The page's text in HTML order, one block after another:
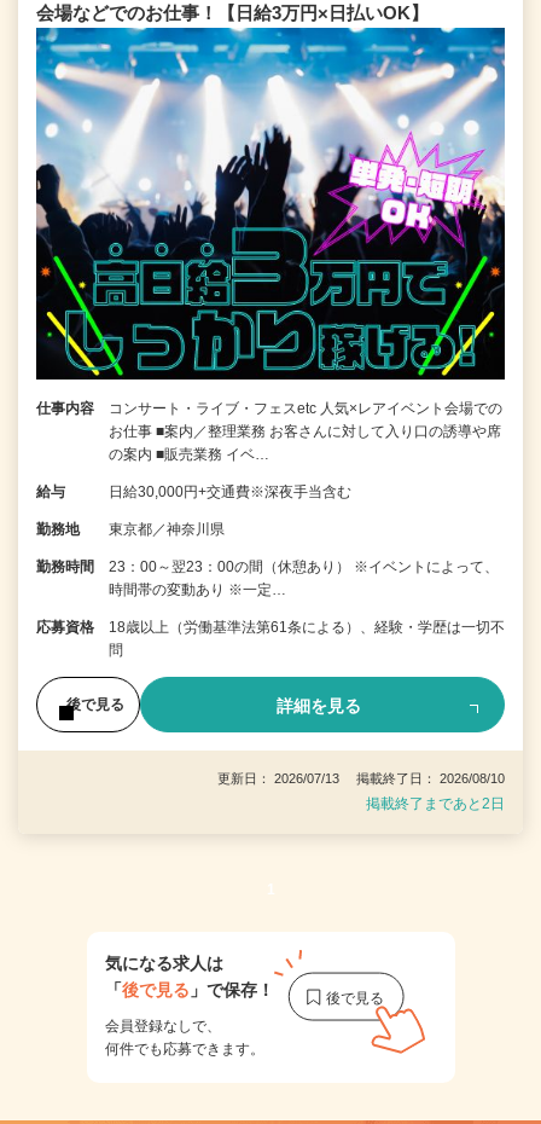
会場などでのお仕事！【日給3万円×日払いOK】
仕事内容
コンサート・ライブ・フェスetc 人気×レアイベント会場での
お仕事 ■案内／整理業務 お客さんに対して入り口の誘導や席
の案内 ■販売業務 イベ…
給与 日給30,000円+交通費※深夜手当含む
勤務地 東京都／神奈川県
勤務時間
23：00～翌23：00の間（休憩あり） ※イベントによって、
時間帯の変動あり ※一定…
応募資格
18歳以上（労働基準法第61条による）、経験・学歴は一切不
問
後で見る 詳細を見る
更新日： 2026/07/13 掲載終了日： 2026/08/10
掲載終了まであと2日
1
気になる求人は
「後で見る 」で保存！
会員登録なしで、
何件でも応募できます。